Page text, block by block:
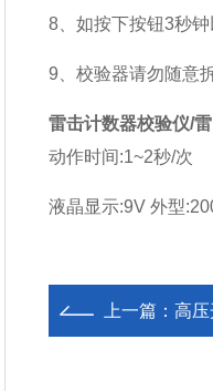
8、如按下按钮3秒
9、校验器请勿随意
雷击计数器校验仪/
动作时间:1~2秒/次
液晶显示:9V 外型
上一篇： 高